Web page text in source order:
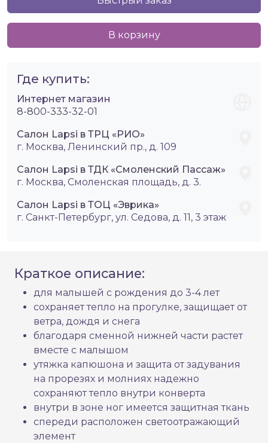
В корзину
Где купить:
Интернет магазин
8-800-333-32-01
Салон Lapsi в ТРЦ «РИО»
г. Москва, Ленинский пр., д. 109
Салон Lapsi в ТДК «Смоленский Пассаж»
г. Москва, Смоленская площадь, д. 3.
Салон Lapsi в ТОЦ «Эврика»
г. Санкт-Петербург, ул. Седова, д. 11, 3 этаж
Краткое описание:
для малышей с рождения до 3-4 лет
сохраняет тепло на прогулке, защищает от
ветра, дождя и снега
благодаря сменной нижней части растет
вместе с малышом
утяжка капюшона и защита от задувания
на прорезях и молниях надежно
сохраняют тепло внутри конверта
внутри в зоне ног имеется защитная ткань
спереди расположен светоотражающий
элемент